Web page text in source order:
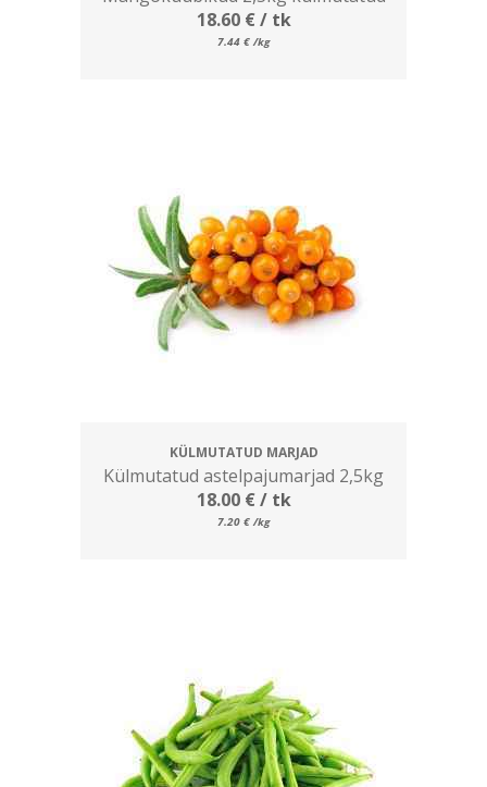
18.60 €/ tk
7.44 € /kg
KÜLMUTATUD MARJAD
Külmutatud astelpajumarjad 2,5kg
18.00 €/ tk
7.20 € /kg